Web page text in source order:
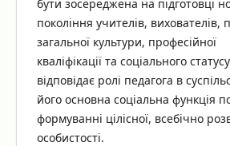
бути зосереджена на підготовці
покоління учителів, вихователів,
загальної культури, професійної
кваліфікації та соціального
відповідає ролі педагога в
його основна соціальна функція
формуванні цілісної, всебічно
особистості.